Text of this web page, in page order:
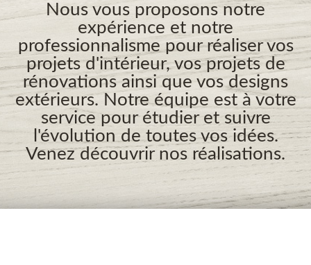
Nous vous proposons notre
expérience et notre
professionnalisme pour réaliser vos
projets d'intérieur, vos projets de
rénovations ainsi que vos designs
extérieurs. Notre équipe est à votre
service pour étudier et suivre
l'évolution de toutes vos idées.
Venez découvrir nos réalisations.